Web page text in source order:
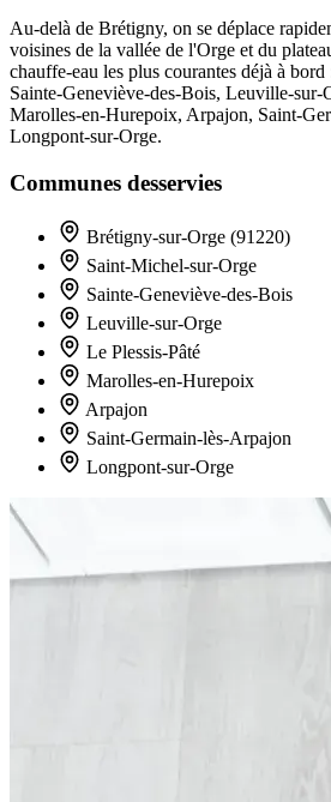
Au-delà de Brétigny, on se déplace
voisines de la vallée de l'Orge et du
chauffe-eau les plus courantes déjà à
Sainte-Geneviève-des-Bois, Leuville-sur-
Marolles-en-Hurepoix, Arpajon, Saint-
Longpont-sur-Orge.
Communes desservies
Brétigny-sur-Orge (91220)
Saint-Michel-sur-Orge
Sainte-Geneviève-des-Bois
Leuville-sur-Orge
Le Plessis-Pâté
Marolles-en-Hurepoix
Arpajon
Saint-Germain-lès-Arpajon
Longpont-sur-Orge